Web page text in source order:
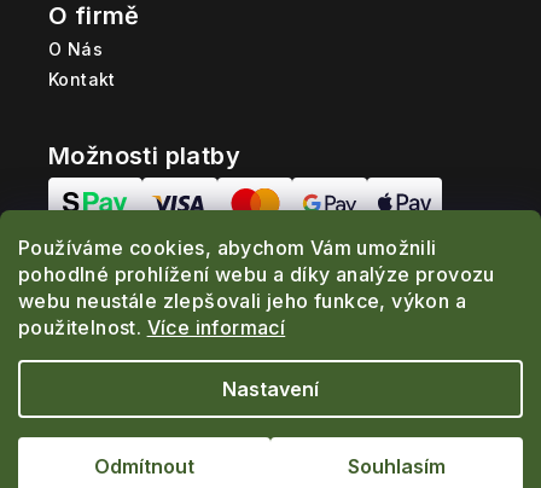
Používáme cookies, abychom Vám umožnili
pohodlné prohlížení webu a díky analýze provozu
webu neustále zlepšovali jeho funkce, výkon a
použitelnost. Více informací
Nastavení
Odmítnout Souhlasím
O firmě
O Nás
Kontakt
Možnosti platby
Možnosti dopravy
práva vyhrazena.
Vytvořil Shoptet